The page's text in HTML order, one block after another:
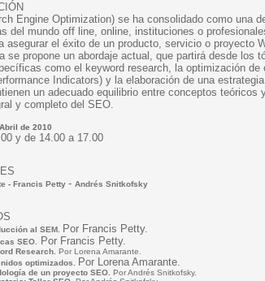
Engine Optimization) se ha consolidado como una
del mundo off line, online, instituciones o
asegurar el éxito de un producto, servicio o proyecto
se propone un abordaje actual, que partirá desde los
como el keyword research, la optimización
Indicators) y la elaboración de una
un adecuado equilibrio entre conceptos
y completo del SEO.
de 2010
y de 14.00 a 17.00
- Francis Petty - Andrés Snitkofsky
al SEM. Por Francis Petty.
SEO. Por Francis Petty.
Research. Por Lorena Amarante.
optimizados.
Por Lorena Amarante.
de un proyecto SEO. Por Andrés Snitkofsky.